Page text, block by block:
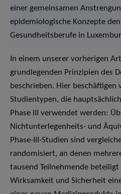
einer gemeinsamen
epidemiologische Konzepte
Gesundheitsberufe in
In einem unserer vorherigen
grundlegenden Prinzipien des
beschrieben. Hier
Studientypen, die
Phase III verwendet werden:
Nichtunterlegenheits- und
Phase-III-Studien sind
randomisiert, an denen
tausend Teilnehmende
Wirksamkeit und Sicherheit